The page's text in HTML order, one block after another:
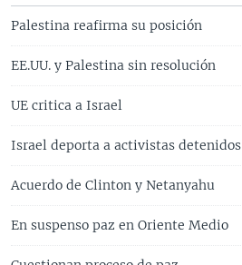
Palestina reafirma su posición
EE.UU. y Palestina sin resolución
UE critica a Israel
Israel deporta a activistas detenidos
Acuerdo de Clinton y Netanyahu
En suspenso paz en Oriente Medio